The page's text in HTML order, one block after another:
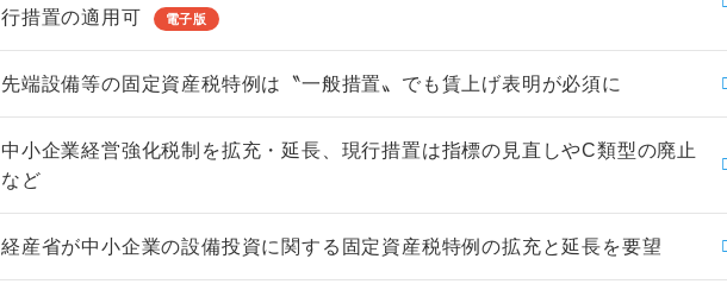
行措置の適用可
電子版
先端設備等の固定資産税特例は〝一般措置〟でも賃上げ表明が必須に
中小企業経営強化税制を拡充・延長、現行措置は指標の見直しやC類型の廃止
など
経産省が中小企業の設備投資に関する固定資産税特例の拡充と延長を要望